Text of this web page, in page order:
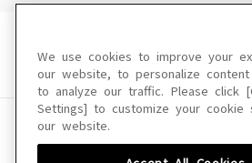
このサイ
We use cookies to improve your
our website, to personalize content
to analyze our traffic. Please click
Settings] to customize your cookie
our website.